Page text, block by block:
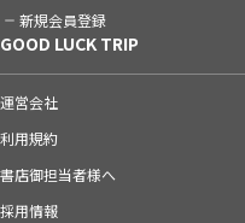
新規会員登録
GOOD LUCK TRIP
運営会社
利用規約
書店御担当者様へ
採用情報